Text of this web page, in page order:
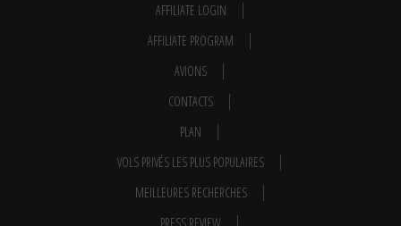
AFFILIATE LOGIN
AFFILIATE PROGRAM
AVIONS
CONTACTS
PLAN
VOLS PRIVÉS LES PLUS POPULAIRES
MEILLEURES RECHERCHES
PRESS REVIEW